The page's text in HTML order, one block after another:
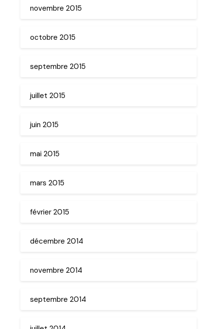
novembre 2015
octobre 2015
septembre 2015
juillet 2015
juin 2015
mai 2015
mars 2015
février 2015
décembre 2014
novembre 2014
septembre 2014